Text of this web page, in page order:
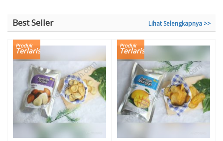
Best Seller Lihat Selengkapnya >>
Produk
Terlaris
Produk
Terlaris